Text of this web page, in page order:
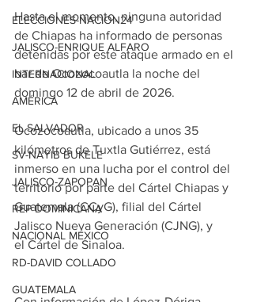
ELECCIONES-NACION24
JALISCO-ENRIQUE ALFARO
INTERNACIONAL
AMÉRICA
EL SALVADOR
SV-NAYIB BUKELE
JALISCO-ZAPOPAN
REP DOMINICANA
NACIONAL MÉXICO
RD-DAVID COLLADO
GUATEMALA
Hasta el momento, ninguna autoridad
de Chiapas ha informado de personas
detenidas por este ataque armado en el
bar de Ocozocoautla la noche del
domingo 12 de abril de 2026.
Ocozocoautla, ubicado a unos 35
kilómetros de Tuxtla Gutiérrez, está
inmerso en una lucha por el control del
territorio por parte del Cártel Chiapas y
Guatemala (CCyG), filial del Cártel
Jalisco Nueva Generación (CJNG), y
el Cártel de Sinaloa.